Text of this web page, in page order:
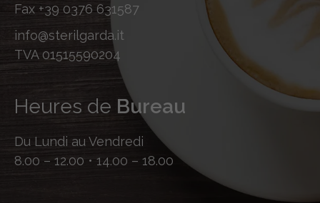
Fax +39 0376 631587
info@sterilgarda.it
TVA 01515590204
Heures de Bureau
Du Lundi au Vendredi
8.00 – 12.00 • 14.00 – 18.00